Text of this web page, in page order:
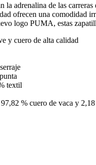
adrenalina de las
ofrecen una comodidad
logo PUMA, estas
y cuero de alta calidad
textil
% cuero de vaca y